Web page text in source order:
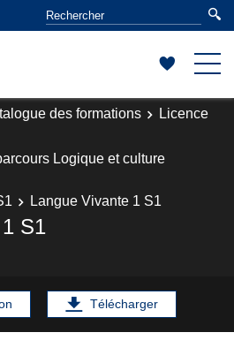
des formations
Licence
Logique et culture
Langue Vivante 1 S1
S1
Télécharger